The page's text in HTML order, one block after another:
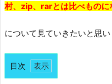
村、zip、rarとは比べものに
について見ていきたいと思い
目次
1.